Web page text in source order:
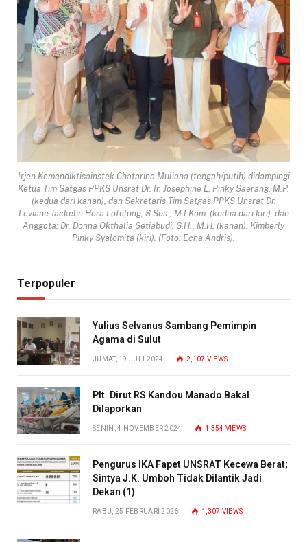
Irjen Kemendiktisainstek Chatarina Muliana (tengah/putih) didampingi
Ketua Tim Satgas PPKS Unsrat Dr. Ir. Josephine L. Pinky Saerang, M.P.
(kedua dari kanan), dan Sekretaris Tim Satgas PPKS Unsrat Dr.
Leviane Jackelin Hera Lotulung, S.Sos., M.I.Kom. (kedua dari kiri), dan
Anggota: Dr. Donna Okthalia Setiabudi, S.H., M.H. (kanan), Kimberly
Pinky Syalomita (kiri). (Foto: Echa Andris).
Terpopuler
Yulius Selvanus Sambang Pemimpin
Agama di Sulut
JUMAT, 19 JULI 2024 2,107 VIEWS
Plt. Dirut RS Kandou Manado Bakal
Dilaporkan
SENIN, 4 NOVEMBER 2024 1,354 VIEWS
Pengurus IKA Fapet UNSRAT Kecewa Berat;
Sintya J.K. Umboh Tidak Dilantik Jadi
Dekan (1)
RABU, 25 FEBRUARI 2026 1,307 VIEWS